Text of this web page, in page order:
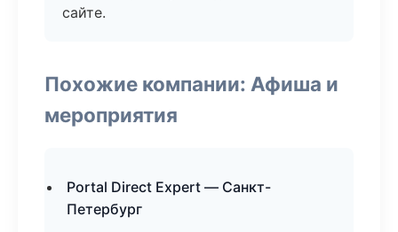
сайте.
Похожие компании: Афиша и
мероприятия
Portal Direct Expert — Санкт-
Петербург